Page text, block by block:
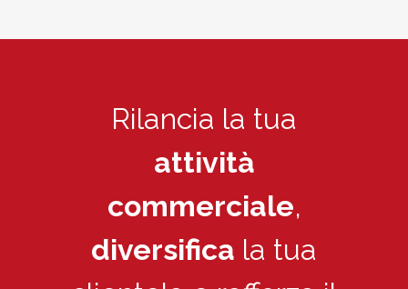
Rilancia la tua
attività
commerciale,
diversifica la tua